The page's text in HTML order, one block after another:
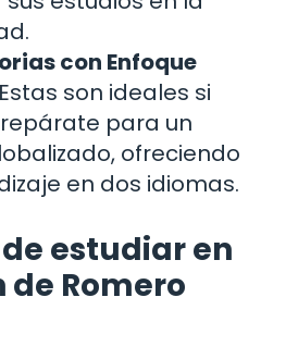
con Enfoque
Estas son ideales si
para un
ofreciendo
en dos idiomas.
estudiar en
Romero